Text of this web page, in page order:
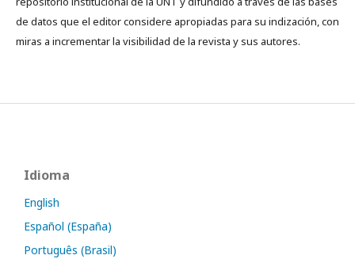
de datos que el editor considere apropiadas para su indización, con
miras a incrementar la visibilidad de la revista y sus autores.
Idioma
English
Español (España)
Português (Brasil)